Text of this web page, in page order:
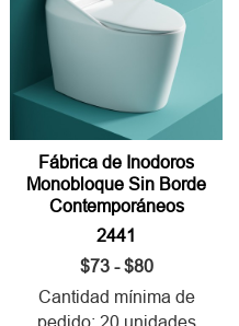
Fábrica de Inodoros
Monobloque Sin Borde
Contemporáneos
2441
$73 - $80
Cantidad mínima de
pedido: 20 unidades